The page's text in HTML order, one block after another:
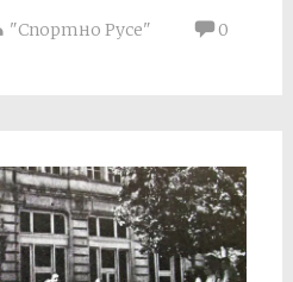
"Спортно Русе"
0